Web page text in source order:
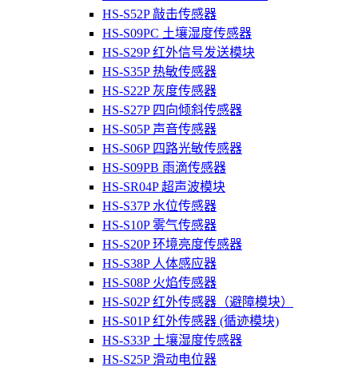
HS-S52P 敲击传感器
HS-S09PC 土壤湿度传感器
HS-S29P 红外信号发送模块
HS-S35P 热敏传感器
HS-S22P 灰度传感器
HS-S27P 四向倾斜传感器
HS-S05P 声音传感器
HS-S06P 四路光敏传感器
HS-S09PB 雨滴传感器
HS-SR04P 超声波模块
HS-S37P 水位传感器
HS-S10P 雾气传感器
HS-S20P 环境亮度传感器
HS-S38P 人体感应器
HS-S08P 火焰传感器
HS-S02P 红外传感器（避障模块）
HS-S01P 红外传感器 (循迹模块)
HS-S33P 土壤湿度传感器
HS-S25P 滑动电位器